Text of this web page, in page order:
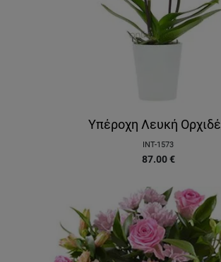
Υπέροχη Λευκή
INT-1573
87.00 €